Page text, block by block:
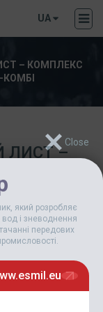
UA
– КОМПЛЕКС
ЛИСТ –
30
597 КБ
який розробляє
і зневоднення
передових